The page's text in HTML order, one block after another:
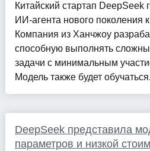
Китайский стартап DeepSeek
ИИ-агента нового поколения
Компания из Ханчжоу
способную выполнять
задачи с минимальным
Модель также будет
DeepSeek представила
параметров и низкой